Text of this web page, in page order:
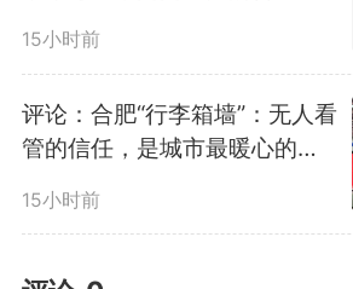
15小时前
评论：合肥“行李箱墙”：无人看
管的信任，是城市最暖心的名
15小时前